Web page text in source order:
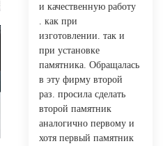
и качественную работу
. как при
изготовлении. так и
при установке
памятника. Обращалась
в эту фирму второй
раз. просила сделать
второй памятник
аналогично первому и
хотя первый памятник